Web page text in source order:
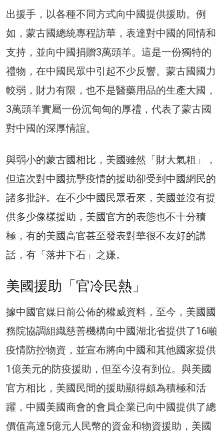
出援手，以各種不同方式向中國提供援助。例
如，蒙古國總統專程訪華，表達對中國的同情和
支持，並向中國捐贈3萬頭羊。這是一份獨特的
禮物，在中國民眾中引起不少反響。蒙古國國力
較弱，財力有限，也不是醫藥用品的生產大國，
3萬頭羊實屬一份沉甸甸的厚禮，代表了蒙古國
對中國的深厚情誼。
與弱小的蒙古國相比，美國雖然「財大氣粗」，
但這次對中國抗擊疫情的援助卻受到中國網民的
諸多批評。在不少中國民眾看來，美國並沒有提
供多少像樣援助，美國官方的表態也不十分積
極，有的美國高官甚至發表對華很不友好的講
話，有「落井下石」之嫌。
美國援助「官冷民熱」
據中國官媒日前公佈的權威資料，至今，美國國
務院協調組織慈善機構向中國湖北省提供了16噸
疫情防控物資，並宣布將向中國和其他國家提供
1億美元的防疫援助，但至今沒有到位。與美國
官方相比，美國民間的援助顯得頗為積極和活
躍，中國美國商會的會員企業已向中國提供了總
價值高達5億元人民幣的資金和物資援助，美國